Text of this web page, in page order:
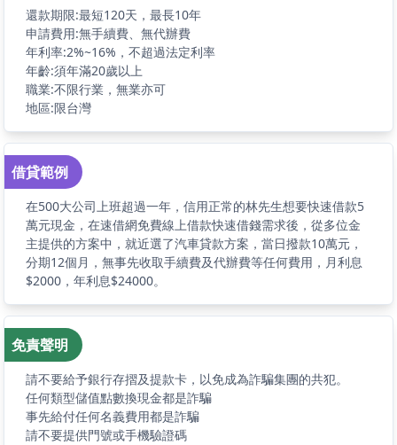
還款期限:最短120天，最長10年
申請費用:無手續費、無代辦費
年利率:2%~16%，不超過法定利率
年齡:須年滿20歲以上
職業:不限行業，無業亦可
地區:限台灣
借貸範例
在500大公司上班超過一年，信用正常的林先生想要快速借款5
萬元現金，在速借網免費線上借款快速借錢需求後，從多位金
主提供的方案中，就近選了汽車貸款方案，當日撥款10萬元，
分期12個月，無事先收取手續費及代辦費等任何費用，月利息
$2000，年利息$24000。
免責聲明
請不要給予銀行存摺及提款卡，以免成為詐騙集團的共犯。
任何類型儲值點數換現金都是詐騙
事先給付任何名義費用都是詐騙
請不要提供門號或手機驗證碼